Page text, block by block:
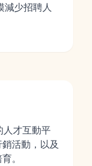
減少招聘人
人才互動平
活動，以及
。